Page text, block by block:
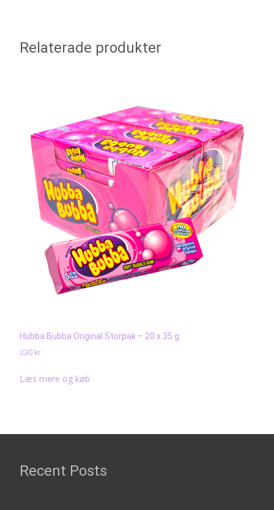
Relaterade produkter
Hubba Bubba Original Storpak – 20 x 35 g
230 kr
Læs mere og køb
Recent Posts